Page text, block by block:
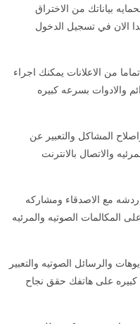
بياناتك من الاختراق
الان في تسجيل الدخول
من الاعلانات يمكنك اجراء
والادوات بسرعه كبيره
المشاكل والتعبير عن
والاتصال بالانترنت
مع الاصدقاء ومشاركه
المكالمات الصوتيه والمرئيه
والرسائل الصوتيه والتعبير
على هاتفك حقق نجاح